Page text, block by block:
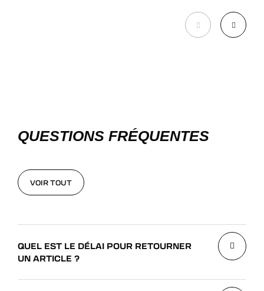
QUESTIONS FRÉQUENTES
VOIR TOUT
QUEL EST LE DÉLAI POUR RETOURNER
UN ARTICLE ?